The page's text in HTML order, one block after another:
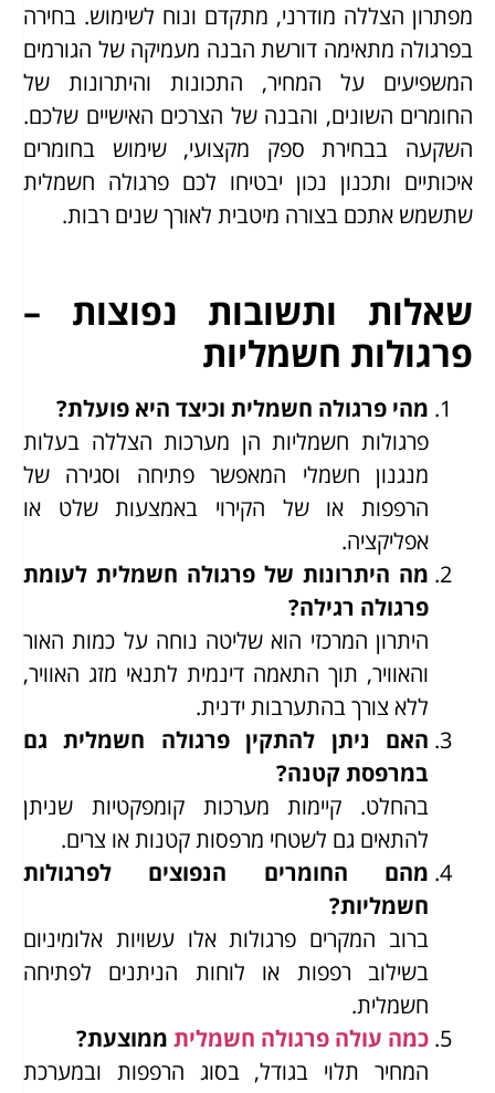
מפתרון הצללה מודרני, מתקדם ונוח לשימוש. בחירה
בפרגולה מתאימה דורשת הבנה מעמיקה של הגורמים
המשפיעים על המחיר, התכונות והיתרונות של
החומרים השונים, והבנה של הצרכים האישיים שלכם.
השקעה בבחירת ספק מקצועי, שימוש בחומרים
איכותיים ותכנון נכון יבטיחו לכם פרגולה חשמלית
שתשמש אתכם בצורה מיטבית לאורך שנים רבות.
שאלות ותשובות נפוצות –
פרגולות חשמליות
מהי פרגולה חשמלית וכיצד היא פועלת?
פרגולות חשמליות הן מערכות הצללה בעלות
מנגנון חשמלי המאפשר פתיחה וסגירה של
הרפפות או של הקירוי באמצעות שלט או
אפליקציה.
מה היתרונות של פרגולה חשמלית לעומת
פרגולה רגילה?
היתרון המרכזי הוא שליטה נוחה על כמות האור
והאוויר, תוך התאמה דינמית לתנאי מזג האוויר,
ללא צורך בהתערבות ידנית.
האם ניתן להתקין פרגולה חשמלית גם
במרפסת קטנה?
בהחלט. קיימות מערכות קומפקטיות שניתן
להתאים גם לשטחי מרפסות קטנות או צרים.
מהם החומרים הנפוצים לפרגולות
חשמליות?
ברוב המקרים פרגולות אלו עשויות אלומיניום
בשילוב רפפות או לוחות הניתנים לפתיחה
חשמלית.
כמה עולה פרגולה חשמלית ממוצעת?
המחיר תלוי בגודל, בסוג הרפפות ובמערכת